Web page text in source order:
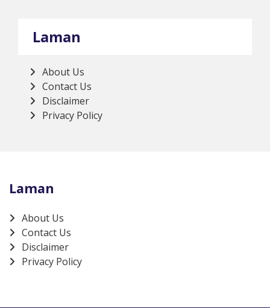
Laman
About Us
Contact Us
Disclaimer
Privacy Policy
Laman
About Us
Contact Us
Disclaimer
Privacy Policy